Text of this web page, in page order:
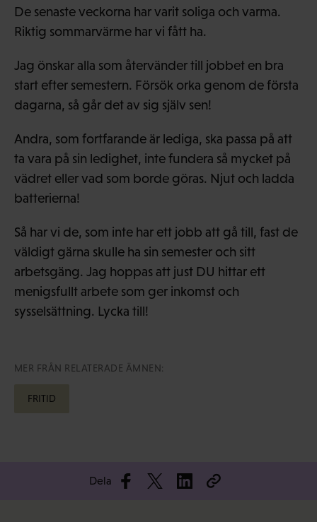
De senaste veckorna har varit soliga och varma.
Riktig sommarvärme har vi fått ha.
Jag önskar alla som återvänder till jobbet en bra
start efter semestern. Försök orka genom de första
dagarna, så går det av sig själv sen!
Andra, som fortfarande är lediga, ska passa på att
ta vara på sin ledighet, inte fundera så mycket på
vädret eller vad som borde göras. Njut och ladda
batterierna!
Så har vi de, som inte har ett jobb att gå till, fast de
väldigt gärna skulle ha sin semester och sitt
arbetsgäng. Jag hoppas att just DU hittar ett
menigsfullt arbete som ger inkomst och
sysselsättning. Lycka till!
MER FRÅN RELATERADE ÄMNEN:
FRITID
Dela